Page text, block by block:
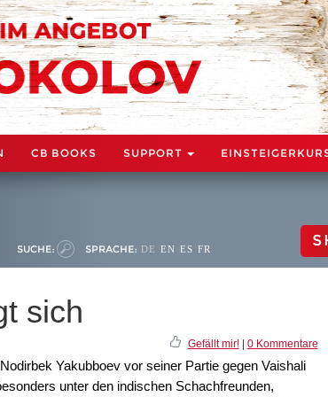
CB BOOKS SUPPORT
SUCHE: SPRACHE: DE EN ES FR
sich
Gefällt mir!| 0 Kommentare
Yakubboev vor seiner Partie gegen Vaishali
unter den indischen Schachfreunden,